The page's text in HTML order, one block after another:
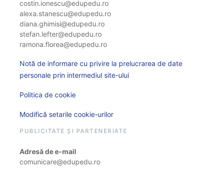
costin.ionescu@edupedu.ro
alexa.stanescu@edupedu.ro
diana.ghimisi@edupedu.ro
stefan.lefter@edupedu.ro
ramona.florea@edupedu.ro
Notă de informare cu privire la prelucrarea de date
personale prin intermediul site-ului
Politica de cookie
Modifică setarile cookie-urilor
PUBLICITATE ȘI PARTENERIATE
Adresă de e-mail
comunicare@edupedu.ro